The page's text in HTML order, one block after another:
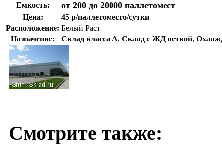
Емкость: от 200 до 20000 паллетомест
Цена:
45 р/паллетоместо/сутки
Расположение: Белый Раст
Назначение:
Склад класса A, Склад с ЖД веткой,
Смотрите также: